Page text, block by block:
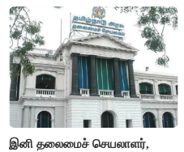
இனி தலைமைச் செயலாளர்,